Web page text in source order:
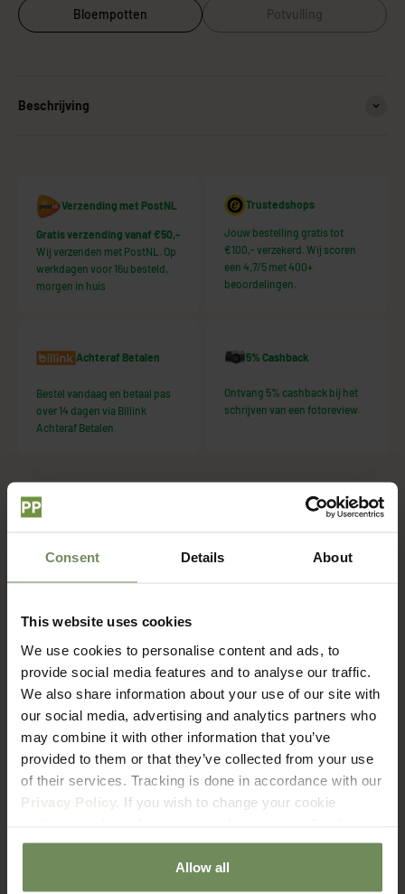
Consent Details About
This website uses cookies
We use cookies to personalise content and ads, to
provide social media features and to analyse our traffic.
We also share information about your use of our site with
our social media, advertising and analytics partners who
may combine it with other information that you’ve
provided to them or that they’ve collected from your use
of their services. Tracking is done in accordance with our
Privacy Policy. If you wish to change your cookie
Policypage.
Allow all
Bloempotten
Potvulling
Beschrijving
Verzending met PostNL
Gratis verzending vanaf €50,-
Wij verzenden met PostNL. Op
werkdagen voor 16u besteld,
morgen in huis
Trustedshops
Jouw bestelling gratis tot
€100,- verzekerd. Wij scoren
een 4,7/5 met 400+
beoordelingen.
Achteraf Betalen
Bestel vandaag en betaal pas
over 14 dagen via Billink
Achteraf Betalen.
5% Cashback
Ontvang 5% cashback bij het
schrijven van een fotoreview.
Wat dacht je hiervan?
FAQ
Verzenden & Retourneren
Hoe lang duur het voordat ik mijn bestelling ontvang?
Wat zijn de verzendkosten?